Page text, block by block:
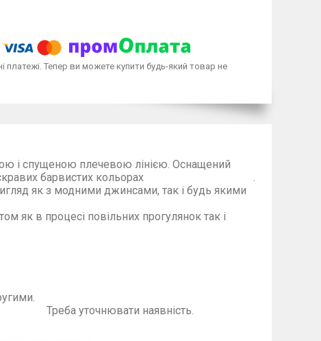
платежі. Тепер ви можете купити будь-який товар не
і спущеною плечевою лінією. Оснащений
барвистих кольорах .
як з модними джинсами, так і будь якими
як в процесі повільних прогулянок так і
як на фото.
другими.